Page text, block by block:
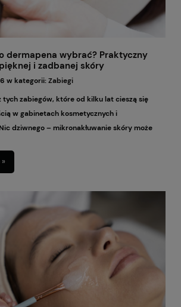
dermapena wybrać? Praktyczny
i zadbanej skóry
w kategorii:Zabiegi
tych zabiegów, które od kilku lat cieszą się
w gabinetach kosmetycznych i
dziwnego – mikronakłuwanie skóry może
naskórka i sprawiać, że skóra prezentuje się
Samo urządzenie to jednak
efekt pielęgnacyjny, ukierunkować zabieg na
i zwiększyć satysfakcję klientki. Inny
przy cerze suchej, inny przy przebarwieniach,
zależy nam na ujędrnieniu lub wyciszeniu
być przypadkowy, szczególnie że
skóra jest bardziej chłonna i wrażliwa.